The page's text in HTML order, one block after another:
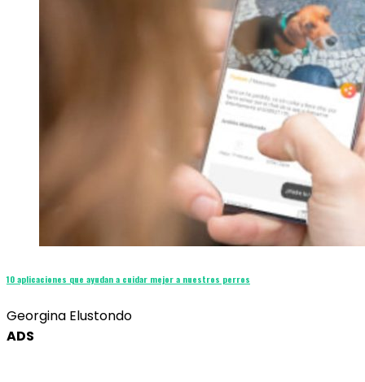
10 aplicaciones que ayudan a cuidar mejor a nuestros perros
Georgina Elustondo
ADS